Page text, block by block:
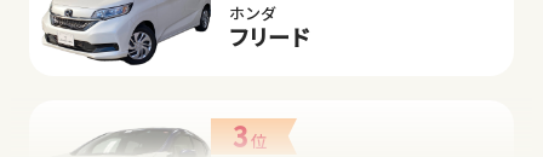
ホンダ
フリード
3位